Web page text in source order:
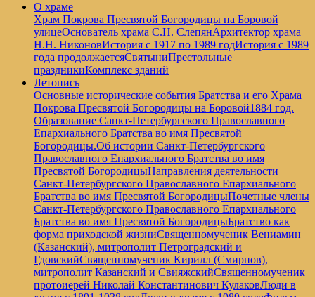
О храме
Храм Покрова Пресвятой Богородицы на Боровой
улицеОснователь храма С.Н. СлепянАрхитектор храма
Н.Н. НиконовИстория с 1917 по 1989 годИстория с 1989
года продолжаетсяСвятыниПрестольные
праздникиКомплекс зданий
Летопись
Основные исторические события Братства и его Храма
Покрова Пресвятой Богородицы на Боровой1884 год.
Образование Санкт-Петербургского Православного
Епархиального Братства во имя Пресвятой
Богородицы.Об истории Санкт-Петербургского
Православного Епархиального Братства во имя
Пресвятой БогородицыНаправления деятельности
Санкт-Петербургского Православного Епархиального
Братства во имя Пресвятой БогородицыПочетные члены
Санкт-Петербургского Православного Епархиального
Братства во имя Пресвятой БогородицыБратство как
форма приходской жизниСвященномученик Вениамин
(Казанский), митрополит Петроградский и
ГдовскийСвященномученик Кирилл (Смирнов),
митрополит Казанский и СвияжскийСвященномученик
протоиерей Николай Константинович КулаковЛюди в